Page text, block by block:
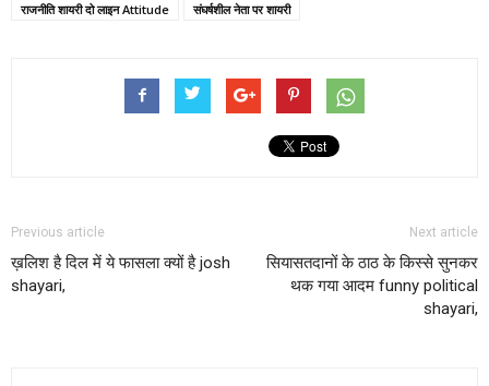
राजनीति शायरी दो लाइन Attitude
संघर्षशील नेता पर शायरी
Previous article
ख़लिश है दिल में ये फासला क्यों है josh
shayari,
Next article
सियासतदानों के ठाठ के किस्से सुनकर
थक गया आदम funny political
shayari,